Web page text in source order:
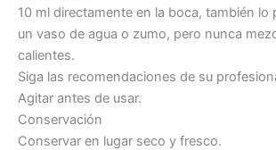
10 ml directamente en la boca, también lo
un vaso de agua o zumo, pero nunca
calientes.
Siga las recomendaciones de su
Agitar antes de usar.
Conservación
Conservar en lugar seco y fresco.